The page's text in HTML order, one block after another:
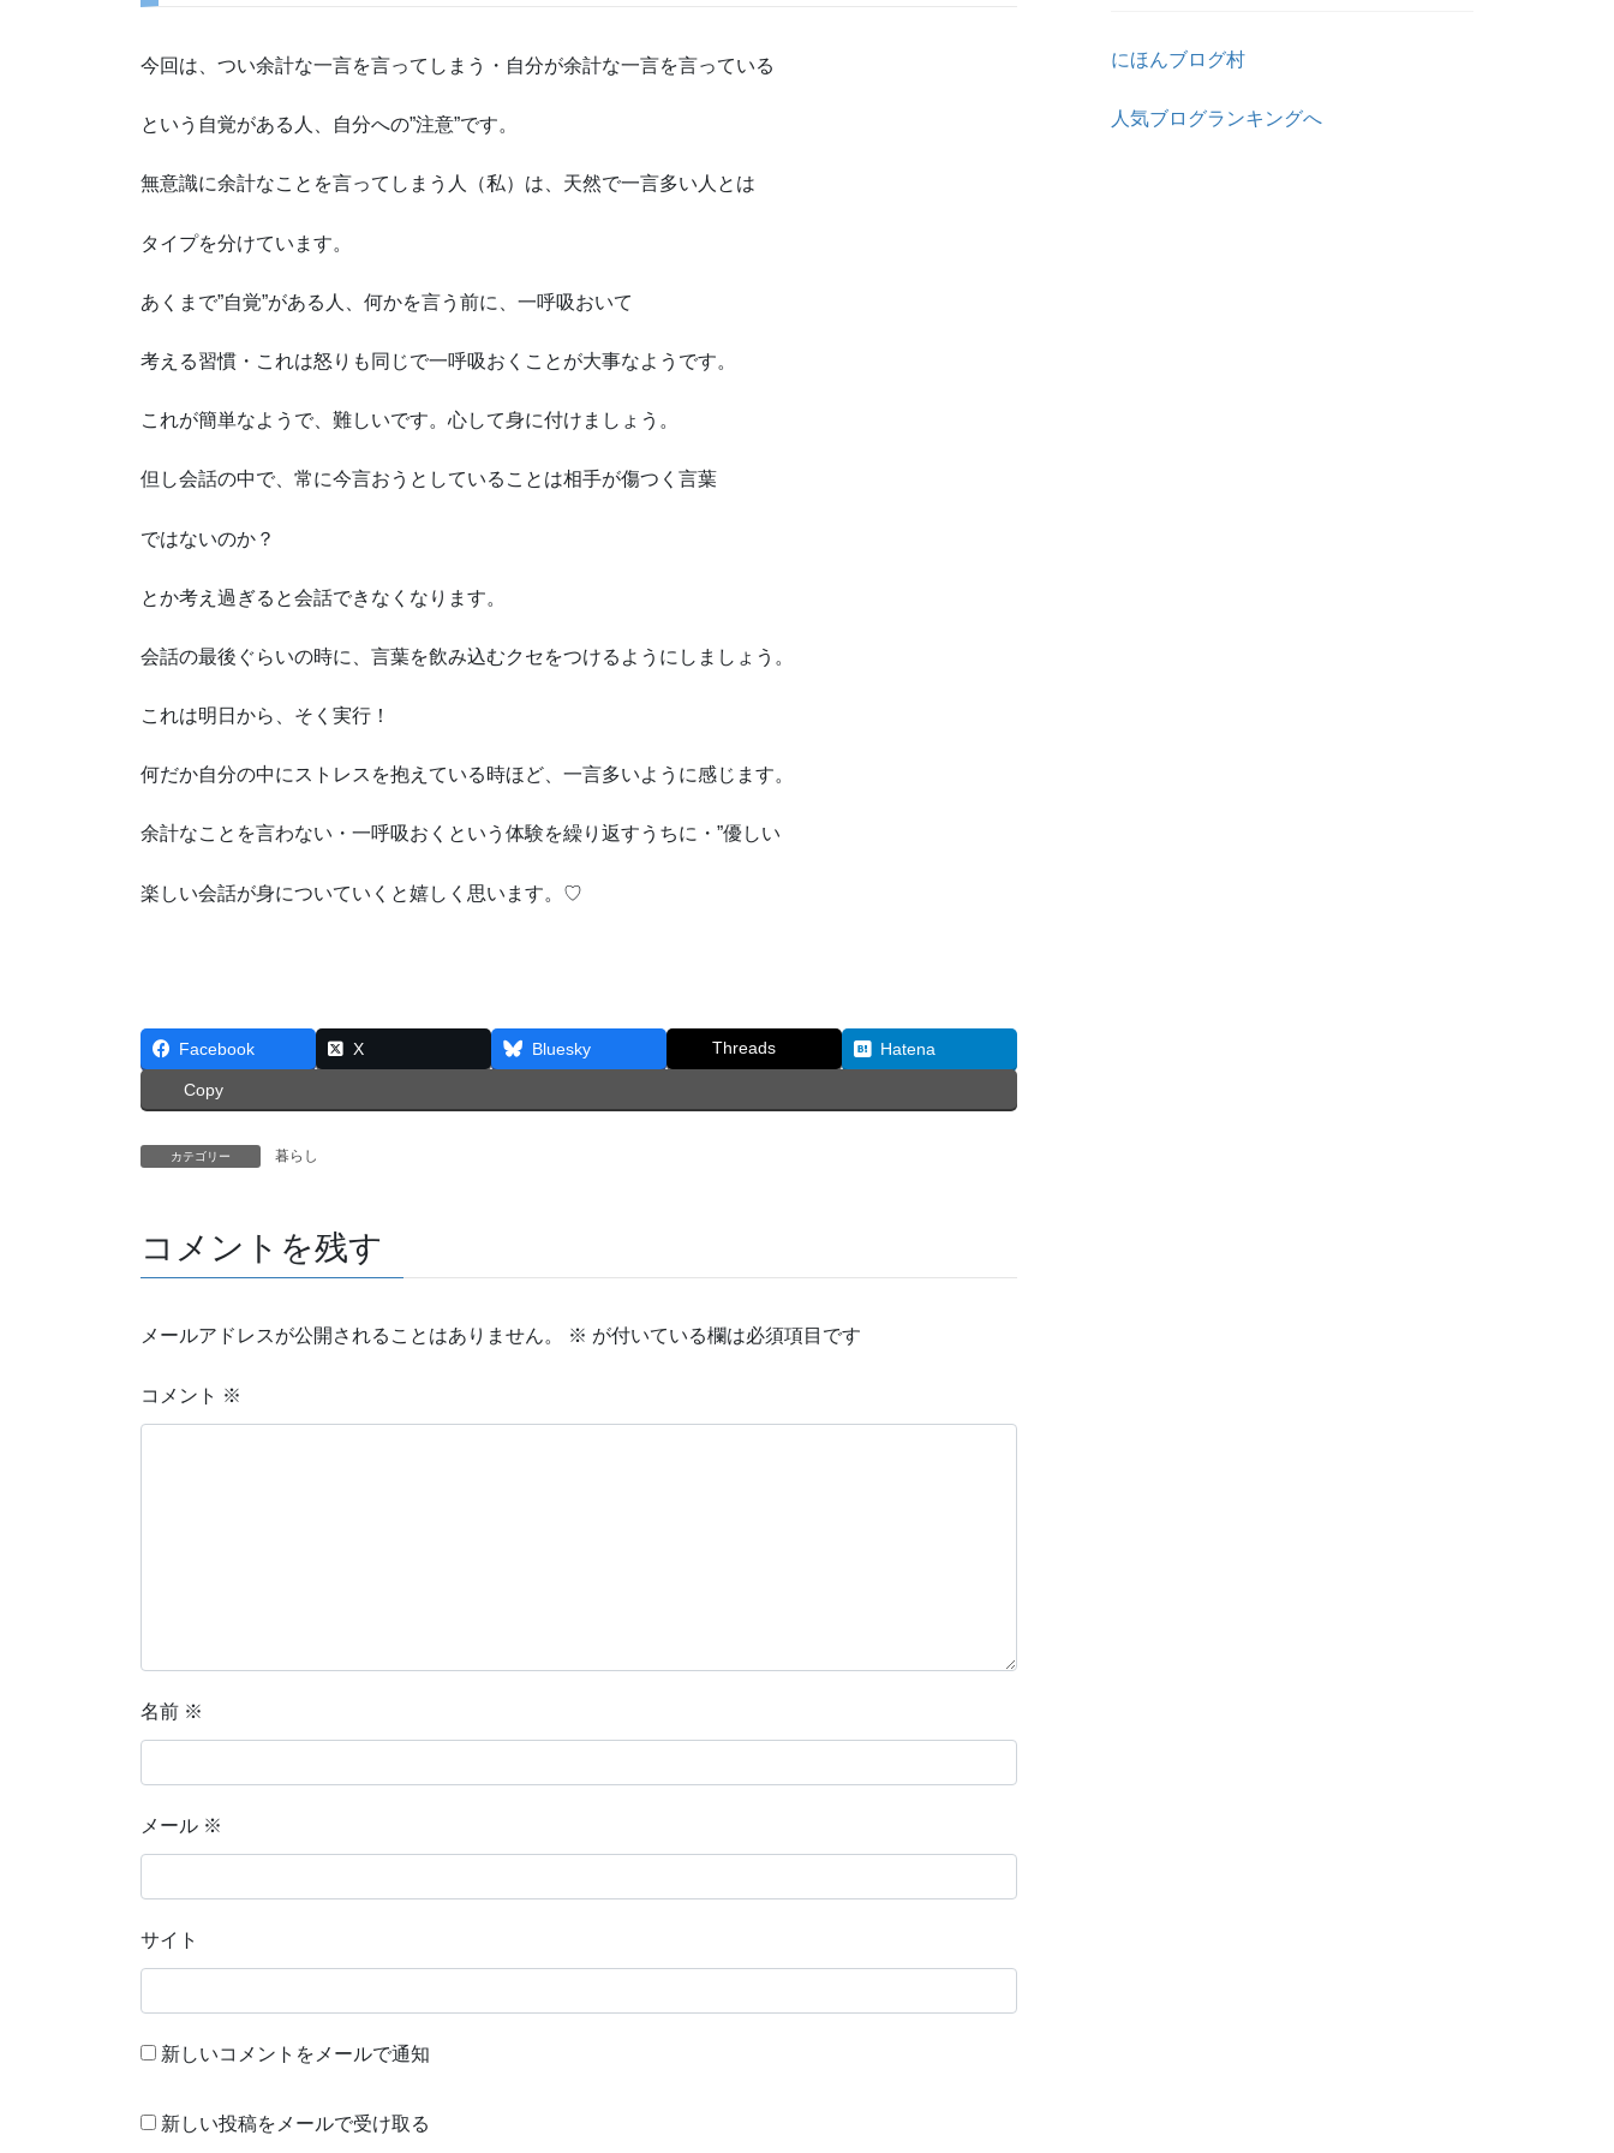
今回は、 つい余計な一言を言ってしまう・自分が余計な一言を言っている
という自覚がある人、自分への”注意”です。
無意識に余計なことを言ってしまう人（私）は、天然で一言多い人とは
タイプを分けています。
あくまで”自覚”がある人、何かを言う前に、 一呼吸おいて
考える習慣・これは怒りも同じで一呼吸おくことが大事なようです。
これが簡単なようで、難しいです。心して身に付けましょう。
但し会話の中で、常に今言おうとしていることは相手が傷つく言葉
ではないのか？
とか考え過ぎると会話できなくなります。
会話の最後ぐらいの時に、言葉を飲み込むクセをつけるようにしましょう。
これは明日から、そく実行！
何だか自分の中にストレスを抱えている時ほど、一言多いように感じます。
余計なことを言わない・一呼吸おくという体験を繰り返すうちに・”優しい
楽しい会話が身についていくと嬉しく思います。♡
Facebook X Bluesky Threads Hatena
Copy
カテゴリー 暮らし
コメントを残す
メールアドレスが公開されることはありません。 ※ が付いている欄は必須項目です
コメント ※
名前 ※
メール ※
サイト
新しいコメントをメールで通知
新しい投稿をメールで受け取る
にほんブログ村
人気ブログランキングへ